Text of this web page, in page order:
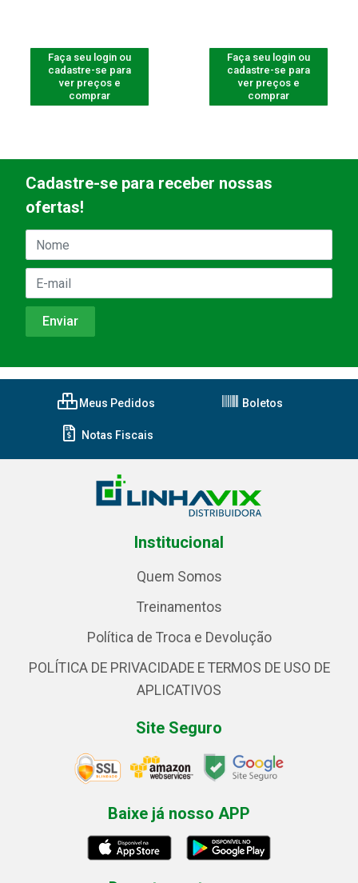
Faça seu login ou
cadastre-se para
ver preços e
comprar
Faça seu login ou
cadastre-se para
ver preços e
comprar
Cadastre-se para receber nossas
ofertas!
Meus Pedidos Boletos
Notas Fiscais
Institucional
Quem Somos
Treinamentos
Política de Troca e Devolução
POLÍTICA DE PRIVACIDADE E TERMOS DE USO DE
APLICATIVOS
Site Seguro
Baixe já nosso APP